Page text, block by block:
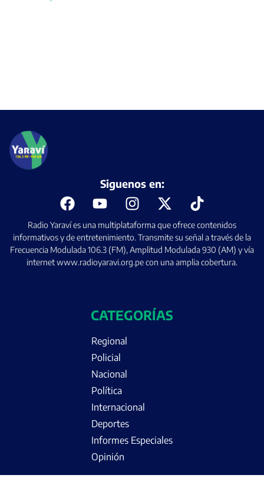
Radio Yaraví es una multiplataforma que ofrece contenidos
informativos y de entretenimiento. Transmite su señal a través de la
Frecuencia Modulada 106.3 (FM), Amplitud Modulada 930 (AM) y vía
internet www.radioyaravi.org.pe con una amplia cobertura.
Siguenos en:
CATEGORÍAS
Regional
Policial
Nacional
Política
Internacional
Deportes
Informes Especiales
Opinión